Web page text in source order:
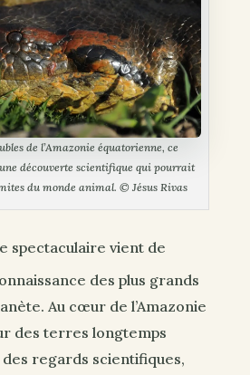
de l’Amazonie équatorienne, ce
découverte scientifique qui pourrait
du monde animal. © Jésus Rivas
spectaculaire vient de
des plus grands
Au cœur de l’Amazonie
des terres longtemps
des regards scientifiques,